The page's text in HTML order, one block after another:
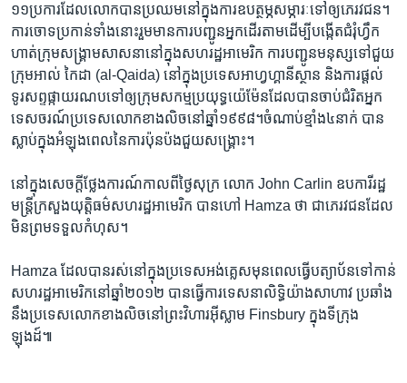
១១ប្រការ​ដែល​លោក​បាន​ប្រឈម​នៅ​ក្នុង​ការឧបត្ថម្ភ​សម្ភារៈ​ទៅ​ឲ្យ​ភេរវជន។​
ការ​ចោទ​ប្រកាន់​ទាំង​នោះ​រួមមាន​ការ​បញ្ជូន​អ្នក​ដើរ​តាម​ដើម្បី​បង្កើត​ជំរុំ​ហ្វឹក
ហាត់ក្រុម​សង្រ្គាម​សាសនា​នៅ​ក្នុង​សហរដ្ឋ​អាមេរិក​ ការ​បញ្ជូន​មនុស្ស​ទៅ​ជួយ​
ក្រុម​អាល់ កៃដា (al-Qaida) នៅ​ក្នុង​ប្រ​ទេស​អាហ្វ​ហ្គានីស្ថាន ​និង​ការ​ផ្តល់​
ទូរសព្ទ​ផ្កាយ​រណប​ទៅ​ឲ្យ​ក្រុមសកម្ម​ប្រយុទ្ធ​យ៉េម៉ែនដែល​បាន​ចាប់​ជំរិត​អ្នក
ទេសចរណ៍​ប្រទេស​លោក​ខាង​លិច​នៅ​ឆ្នាំ​១៩៩៨។ចំណាប់​ខ្មាំង​៤​នាក់ ​បាន​
ស្លាប់​ក្នុង​អំឡុងពេល​នៃការ​ប៉ុនប៉ង​ជួយ​សង្គ្រោះ។
​នៅ​ក្នុង​សេចក្តី​ថ្លែងការណ៍​កាល​ពី​ថ្ងៃ​សុក្រ ​លោក John Carlin ឧបការីរដ្ឋ​
មន្រ្តី​ក្រសួង​យុត្តិធម៌​សហរដ្ឋ​អាមេរិក​ ​បាន​ហៅ Hamza ថា​ ​ជា​ភេរវជន​ដែល​
មិន​ព្រម​ទទួល​កំហុស។
Hamza ​ដែល​បាន​រស់​នៅ​ក្នុង​ប្រទេស​អង់​គ្លេស​មុនពេល​ធ្វើ​បត្យាប័ន​ទៅ​កាន់​
សហរដ្ឋ​អាមេរិកនៅឆ្នាំ​២០១២ ​បាន​ធ្វើ​ការ​ទេសនា​លិទ្ធិ​យ៉ាង​សាហាវ ​ប្រឆាំង​
នឹង​ប្រទេស​លោក​ខាង​លិច​នៅ​ព្រះ​វិហារ​អ៊ី​ស្លាម Finsbury ​ក្នុង​ទីក្រុង​
ឡុងដ៍៕